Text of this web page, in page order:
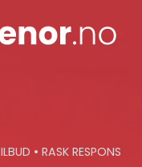
• RASK RESPONS